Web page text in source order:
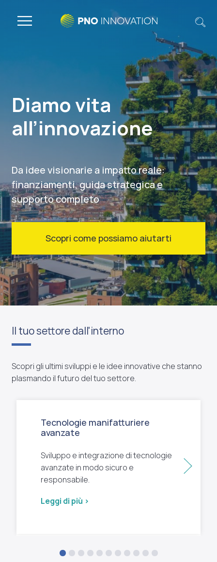
Diamo vita
all’innovazione
Da idee visionarie a impatto reale:
finanziamenti, guida strategica e
supporto completo
Scopri come possiamo aiutarti
Il tuo settore dall'interno
Scopri gli ultimi sviluppi e le idee innovative che stanno
plasmando il futuro del tuo settore.
Tecnologie manifatturiere
avanzate
Sviluppo e integrazione di tecnologie
avanzate in modo sicuro e
responsabile.
Leggi di più >